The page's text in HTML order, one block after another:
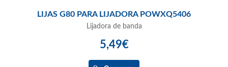
LIJAS G80 PARA LIJADORA POWXQ5406
Lijadora de banda
5,49€